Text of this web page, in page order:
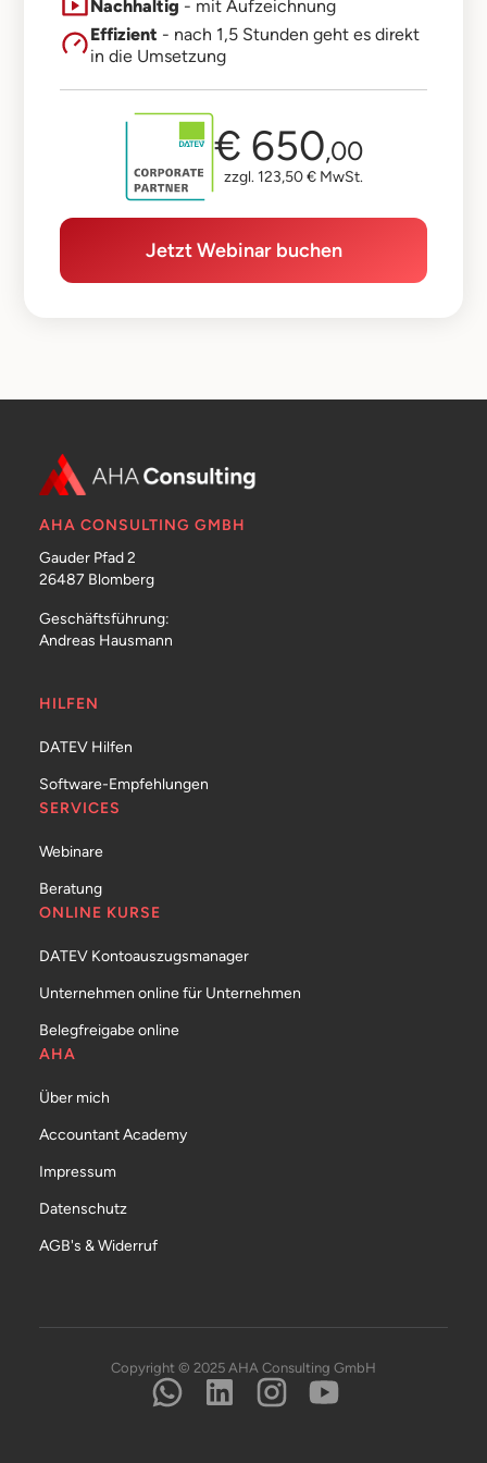
Nachhaltig - mit Aufzeichnung
Effizient - nach 1,5 Stunden geht es direkt
in die Umsetzung
€ 650,00
zzgl. 123,50 € MwSt.
Jetzt Webinar buchen
AHA CONSULTING GMBH
Gauder Pfad 2
26487 Blomberg
Geschäftsführung:
Andreas Hausmann
HILFEN
DATEV Hilfen
Software-Empfehlungen
SERVICES
Webinare
Beratung
ONLINE KURSE
DATEV Kontoauszugsmanager
Unternehmen online für Unternehmen
Belegfreigabe online
AHA
Über mich
Accountant Academy
Impressum
Datenschutz
AGB's & Widerruf
Copyright © 2025 AHA Consulting GmbH